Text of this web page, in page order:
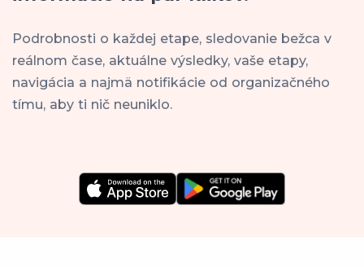
Podrobnosti o každej etape, sledovanie bežca v
reálnom čase, aktuálne výsledky, vaše etapy,
navigácia a najmä notifikácie od organizačného
tímu, aby ti nič neuniklo.